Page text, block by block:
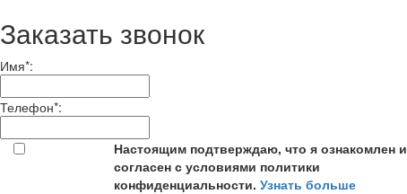
Заказать звонок
Имя*:
Телефон*:
Настоящим подтверждаю, что я ознакомлен и
согласен с условиями политики
конфиденциальности. Узнать больше